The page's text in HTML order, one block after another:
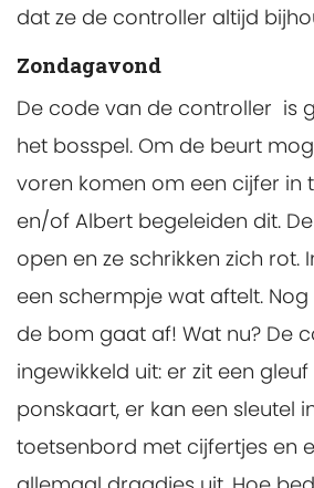
dat ze de controller altijd
Zondagavond
De code van de controller is
het bosspel. Om de beurt
voren komen om een cijfer in
en/of Albert begeleiden dit.
open en ze schrikken zich rot.
een schermpje wat aftelt.
de bom gaat af! Wat nu? De
ingewikkeld uit: er zit een
ponskaart, er kan een sleutel
toetsenbord met cijfertjes en